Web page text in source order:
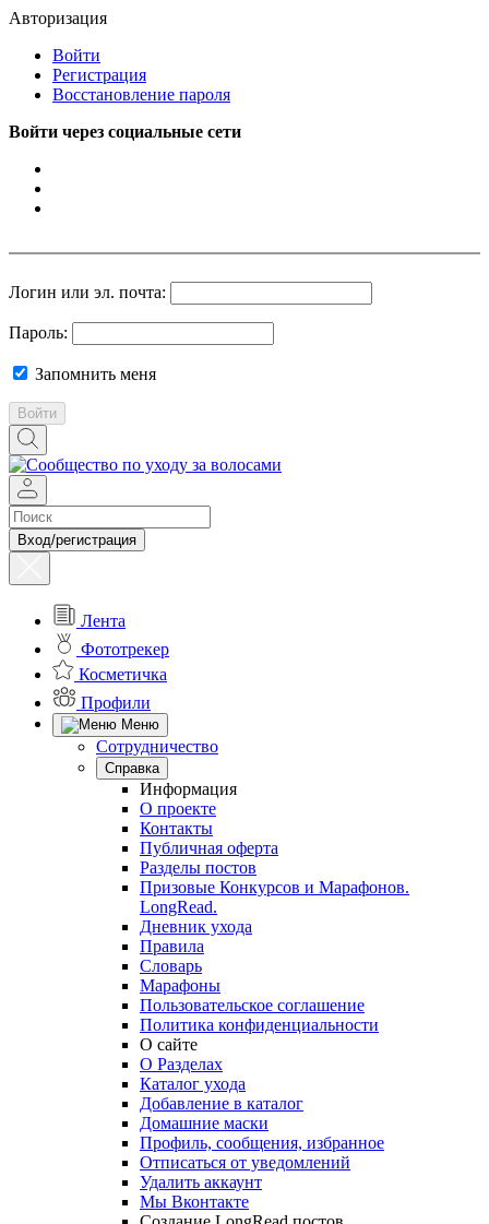
Авторизация
Войти
Регистрация
Восстановление пароля
Войти через социальные сети
Логин или эл. почта:
Пароль:
Запомнить меня
Войти
Вход/регистрация
Лента
Фототрекер
Косметичка
Профили
Меню
Сотрудничество
Справка
Информация
О проекте
Контакты
Публичная оферта
Разделы постов
Призовые Конкурсов и Марафонов.
LongRead.
Дневник ухода
Правила
Словарь
Марафоны
Пользовательское соглашение
Политика конфиденциальности
О сайте
О Разделах
Каталог ухода
Добавление в каталог
Домашние маски
Профиль, сообщения, избранное
Отписаться от уведомлений
Удалить аккаунт
Мы Вконтакте